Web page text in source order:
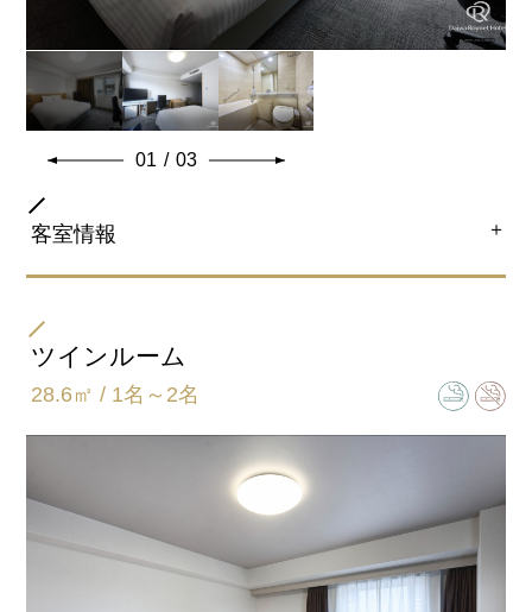
共通客室設備・アメニティ
01 / 03
客室情報 ＋
ダブル
バスタイプ
ユニットバスルーム
ツインルーム
28.6㎡ / 1名～2名